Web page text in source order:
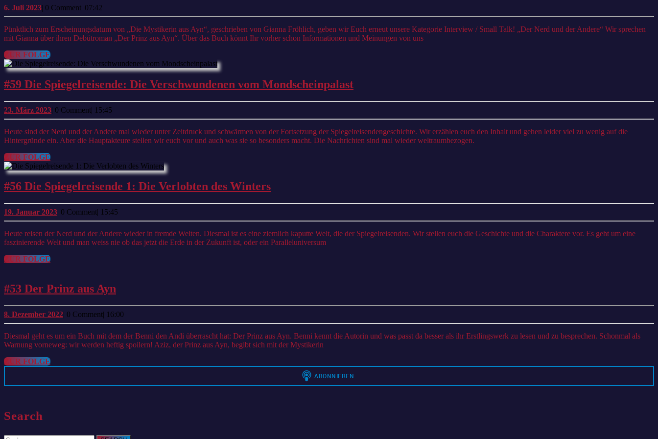
Fröhlich,
eine
Ihren
6. Juli 20236.
Juli
2023
| 0 Comment| 07:42
Pünktlich zum Erscheinungsdatum von „Die Mystikerin aus Ayn“, geschrieben von Gianna Fröhlich, geben wir Euch erneut unsere Kategorie Interview / Small Talk! „Der Nerd und der Andere“ Wir sprechen
mit Gianna über ihren Debütroman „Der Prinz aus Ayn“. Über das Buch könnt Ihr vorher schon Informationen und Meinungen von uns
ZUR FOLGEZUR
FOLGE
#59 Die Spiegelreisende: Die Verschwundenen vom Mondscheinpalast#59
Die
Verschwundenen
23. März 202323.
März
2023
| 0 Comment| 15:45
Heute sind der Nerd und der Andere mal wieder unter Zeitdruck und schwärmen von der Fortsetzung der Spiegelreisendengeschichte. Wir erzählen euch den Inhalt und gehen leider viel zu wenig auf die
Hintergründe ein. Aber die Hauptakteure stellen wir euch vor und auch was sie so besonders macht. Die Nachrichten sind mal wieder weltraumbezogen.
ZUR FOLGEZUR
FOLGE
#56 Die Spiegelreisende 1: Die Verlobten des Winters#56
1:
Die
19. Januar 202319.
Januar
2023
| 0 Comment| 15:45
Heute reisen der Nerd und der Andere wieder in fremde Welten. Diesmal ist es eine ziemlich kaputte Welt, die der Spiegelreisenden. Wir stellen euch die Geschichte und die Charaktere vor. Es geht um eine
faszinierende Welt und man weiss nie ob das jetzt die Erde in der Zukunft ist, oder ein Paralleluniversum
ZUR FOLGEZUR
#53 Der Prinz aus Ayn
Prinz
aus
Ayn
8. Dezember 20228.
Dezember
2022
| 0 Comment| 16:00
Diesmal geht es um ein Buch mit dem der Benni den Andi überrascht hat: Der Prinz aus Ayn. Benni kennt die Autorin und was passt da besser als ihr Erstlingswerk zu lesen und zu besprechen. Schonmal als
Warnung vorneweg: wir werden heftig spoilern! Aziz, der Prinz aus Ayn, begibt sich mit der Mystikerin
ZUR FOLGEZUR
FOLGE
Search